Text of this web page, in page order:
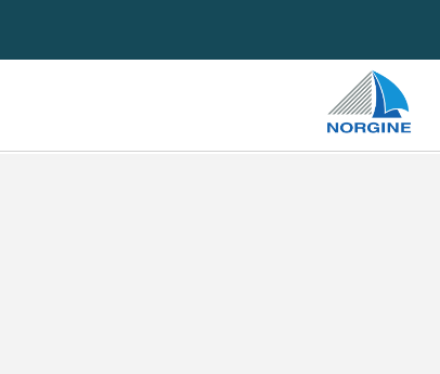
Home